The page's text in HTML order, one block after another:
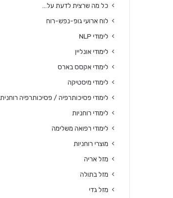
כל מה שרצית לדעת על…
לוח ארועי גופ-נפש-רוח
לימודי NLP
לימודי אונליין
לימודי אקסס בארס
לימודי מיסטיקה
לימודי פסיכותרפיה / פסיכותרפיה רוחנית
לימודי רוחניות
לימודי רפואה משלימה
מוצרי רוחניות
מזל אריה
מזל בתולה
מזל גדי